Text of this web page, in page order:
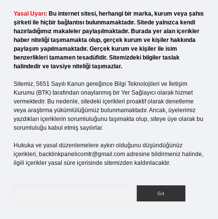
Yasal Uyarı: Bu internet sitesi, herhangi bir marka, kurum veya şahıs
şirketi ile hiçbir bağlantısı bulunmamaktadır. Sitede yalnızca kendi
hazırladığımız makaleler paylaşılmaktadır. Burada yer alan içerikler
haber niteliği taşımamakta olup, gerçek kurum ve kişiler hakkında
paylaşım yapılmamaktadır. Gerçek kurum ve kişiler ile isim
benzerlikleri tamamen tesadüfidir. Sitemizdeki bilgiler taslak
halindedir ve tavsiye niteliği taşımazlar.
Sitemiz, 5651 Sayılı Kanun gereğince Bilgi Teknolojileri ve İletişim
Kurumu (BTK) tarafından onaylanmış bir Yer Sağlayıcı olarak hizmet
vermektedir. Bu nedenle, sitedeki içerikleri proaktif olarak denetleme
veya araştırma yükümlülüğümüz bulunmamaktadır. Ancak, üyelerimiz
yazdıkları içeriklerin sorumluluğunu taşımakta olup, siteye üye olarak bu
sorumluluğu kabul etmiş sayılırlar.
Hukuka ve yasal düzenlemelere aykırı olduğunu düşündüğünüz
içerikleri, backlinkpanelicomtr@gmail.com adresine bildirmeniz halinde,
ilgili içerikler yasal süre içerisinde sitemizden kaldırılacaktır.